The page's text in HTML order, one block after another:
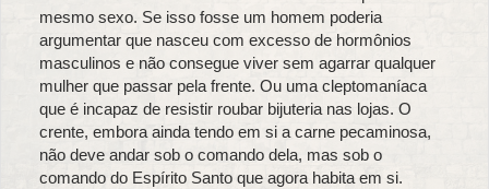
mesmo sexo. Se isso fosse um homem poderia
argumentar que nasceu com excesso de hormônios
masculinos e não consegue viver sem agarrar qualquer
mulher que passar pela frente. Ou uma cleptomaníaca
que é incapaz de resistir roubar bijuteria nas lojas. O
crente, embora ainda tendo em si a carne pecaminosa,
não deve andar sob o comando dela, mas sob o
comando do Espírito Santo que agora habita em si.